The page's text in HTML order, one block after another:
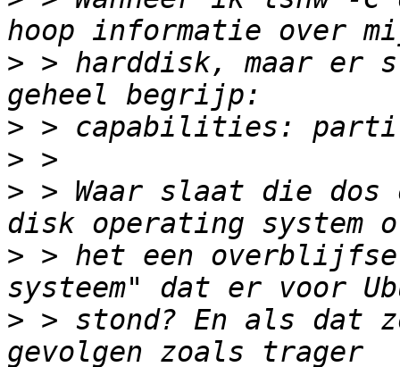
> > harddisk, maar
>
>
> > Waar slaat die dos
> > het een
> > stond? En als dat